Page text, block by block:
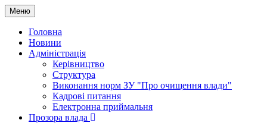
Меню
Головна
Новини
Адміністрація
Керівництво
Структура
Виконання норм ЗУ "Про очищення влади"
Кадрові питання
Електронна приймальня
Прозора влада